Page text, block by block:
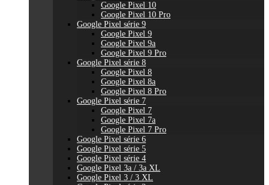
Google Pixel 10
Google Pixel 10 Pro
Google Pixel série 9
Google Pixel 9
Google Pixel 9a
Google Pixel 9 Pro
Google Pixel série 8
Google Pixel 8
Google Pixel 8a
Google Pixel 8 Pro
Google Pixel série 7
Google Pixel 7
Google Pixel 7a
Google Pixel 7 Pro
Google Pixel série 6
Google Pixel série 5
Google Pixel série 4
Google Pixel 3a / 3a XL
Google Pixel 3 / 3 XL